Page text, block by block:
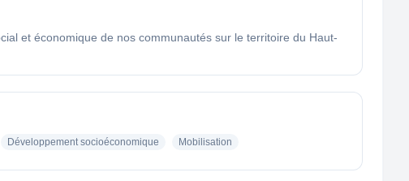
et économique de nos communautés sur le territoire du Haut-
Développement socioéconomique Mobilisation